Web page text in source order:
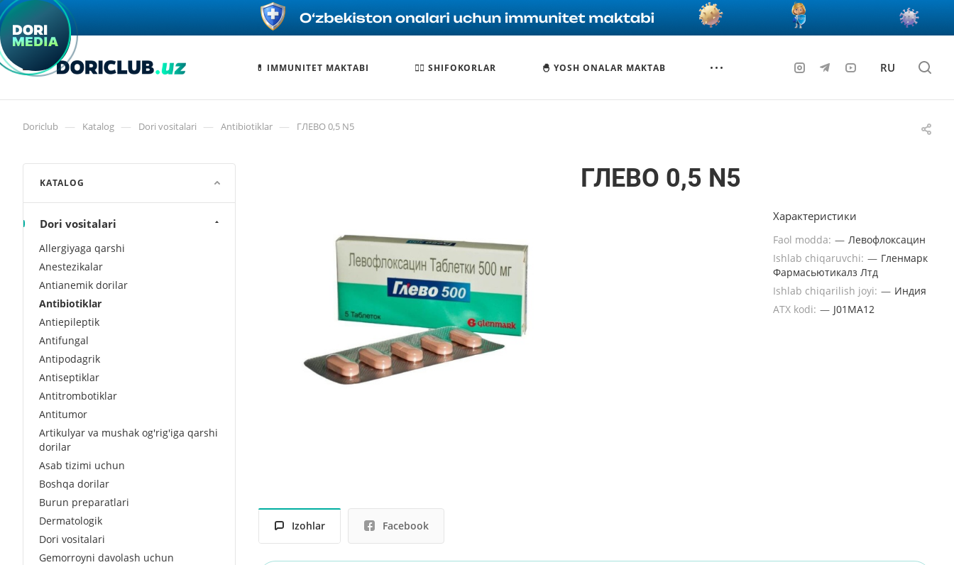
💊 IMMUNITET MAKTABI 🧑‍⚕️ SHIFOKORLAR 🐣 YOSH ONALAR MAKTAB RU
Doriclub — Katalog — Dori vositalari — Antibiotiklar — ГЛЕВО 0,5 N5
ГЛЕВО 0,5 N5
Характеристики
Faol modda: — Левофлоксацин
Ishlab chiqaruvchi: — Гленмарк
Фармасьютикалз Лтд
Ishlab chiqarilish joyi: — Индия
ATX kodi: — J01MA12
Izohlar Facebook
KATALOG
Dori vositalari
Allergiyaga qarshi
Anestezikalar
Antianemik dorilar
Antibiotiklar
Antiepileptik
Antifungal
Antipodagrik
Antiseptiklar
Antitrombotiklar
Antitumor
Artikulyar va mushak og'rig'iga qarshi
dorilar
Asab tizimi uchun
Boshqa dorilar
Burun preparatlari
Dermatologik
Dori vositalari
Gemorroyni davolash uchun